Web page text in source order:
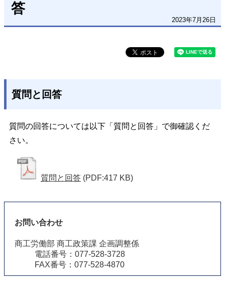
答
2023年7月26日
質問と回答
質問の回答については以下「質問と回答」で御確認くだ
さい。
質問と回答 (PDF:417 KB)
お問い合わせ
商工労働部 商工政策課 企画調整係
電話番号：077-528-3728
FAX番号：077-528-4870